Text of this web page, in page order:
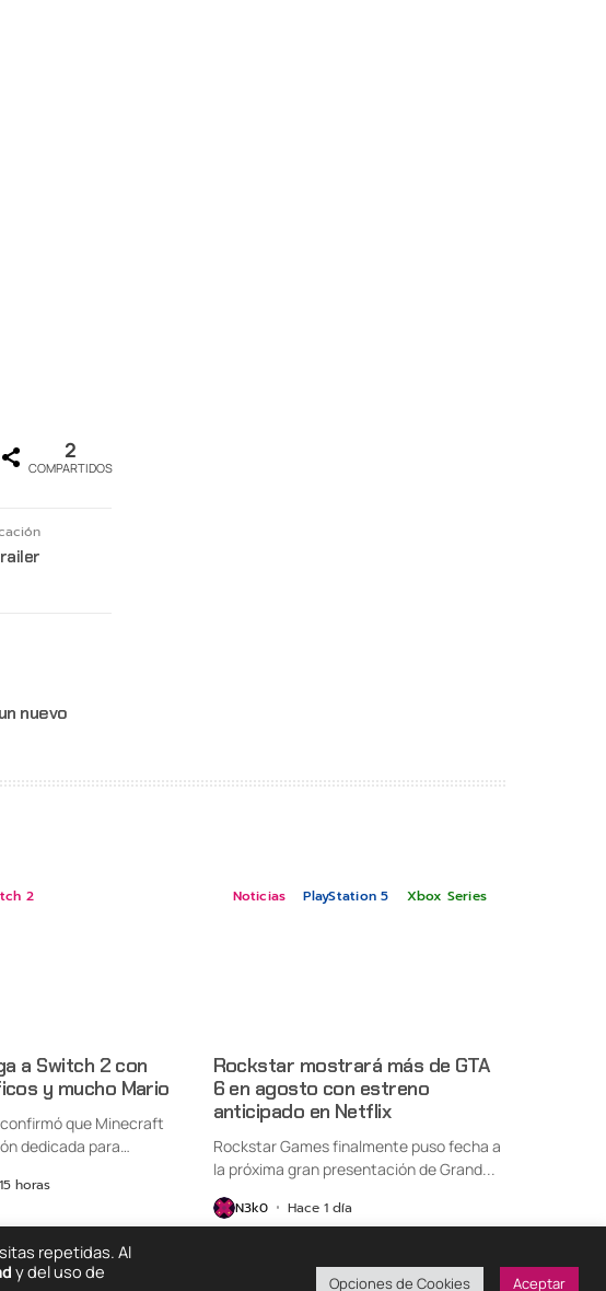
2
COMPARTIDOS
nuevo
2
a Switch 2 con
y mucho Mario
que Minecraft
dedicada para
horas
Noticias PlayStation 5 Xbox Series
Rockstar mostrará más de GTA
6 en agosto con estreno
anticipado en Netflix
Rockstar Games finalmente puso fecha a
la próxima gran presentación de Grand...
N3k0 Hace 1 día
repetidas. Al
y del uso de
Opciones de Cookies Aceptar